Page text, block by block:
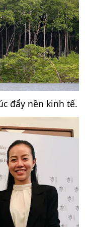
đẩy nền kinh tế.